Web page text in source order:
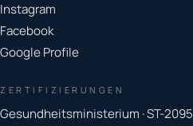
Instagram
Facebook
Google Profile
ZERTIFIZIERUNGEN
Gesundheitsministerium · ST-2095